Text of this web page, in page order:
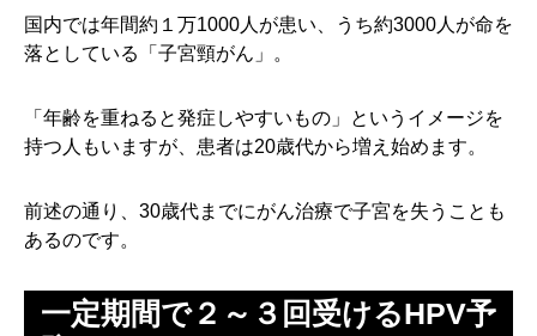
国内では年間約１万1000人が患い、うち約3000人が命を
落としている「子宮頸がん」。
「年齢を重ねると発症しやすいもの」というイメージを
持つ人もいますが、患者は20歳代から増え始めます。
前述の通り、30歳代までにがん治療で子宮を失うことも
あるのです。
一定期間で２～３回受けるHPV予